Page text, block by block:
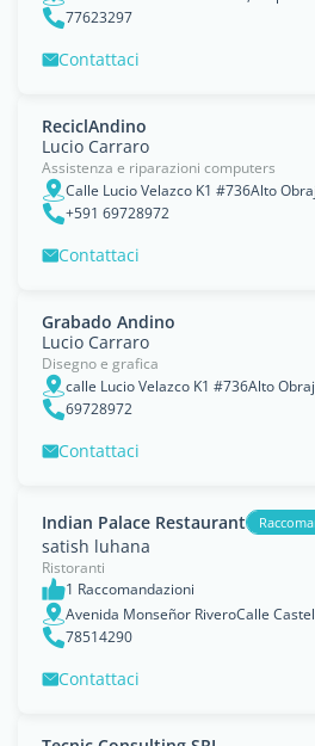
77623297
Contattaci
ReciclAndino
Lucio Carraro
Assistenza e riparazioni computers
Calle Lucio Velazco K1 #736Alto
+591 69728972
Contattaci
Grabado Andino
Lucio Carraro
Disegno e grafica
calle Lucio Velazco K1 #736Alto
69728972
Contattaci
Indian Palace Restaurant
satish luhana
Ristoranti
1 Raccomandazioni
78514290
Contattaci